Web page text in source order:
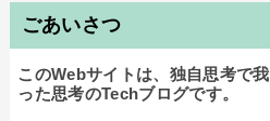
ごあいさつ
このWebサイトは、独自思考で
った思考のTechブログです。